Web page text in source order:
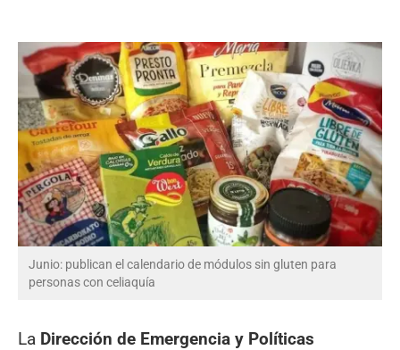
Junio: publican el calendario de módulos sin gluten para
personas con celiaquía
La Dirección de Emergencia y Políticas